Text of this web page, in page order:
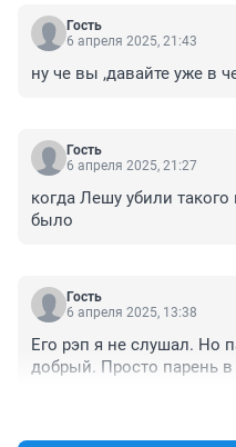
Гость
6 апреля 2025, 21:43
ну че вы ,давайте уже в
Гость
6 апреля 2025, 21:27
когда Лешу убили
было
Гость
6 апреля 2025, 13:38
Его рэп я не слушал. Но
добрый. Просто парень